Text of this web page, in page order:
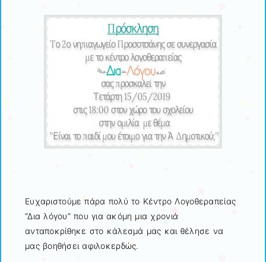
Ευχαριστούμε πάρα πολύ το Κέντρο Λογοθεραπείας
“Δια λόγου” που για ακόμη μια χρονιά
ανταποκρίθηκε στο κάλεσμά μας και θέλησε να
μας βοηθήσει αφιλοκερδώς.